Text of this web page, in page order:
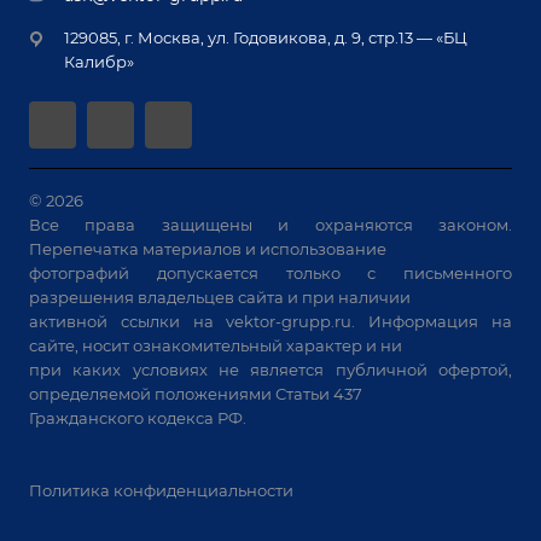
Позиционеры и вращатели
Машины контактной сварки
Универсальные зажимы
Системы аспирации
Станки лазерной резки
Решения для учебных заведений
Гарантия
автоматизации
129085, г. Москва, ул. Годовикова, д. 9, стр.13 — «БЦ
Калибр»
© 2026
Все права защищены и охраняются законом.
Перепечатка материалов и использование
фотографий допускается только с письменного
разрешения владельцев сайта и при наличии
активной ссылки наvektor-grupp.ru. Информация на
сайте, носит ознакомительный характер и ни
при каких условиях не является публичной офертой,
определяемой положениями Статьи 437
Гражданского кодекса РФ.
Политика конфиденциальности